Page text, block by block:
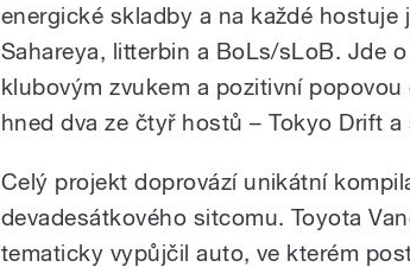
energické skladby a na každé hostuje
Sahareya, litterbin a BoLs/sLoB. Jde
klubovým zvukem a pozitivní
hned dva ze čtyř hostů –⁠ Tokyo Drift
Celý projekt doprovází unikátní
devadesátkového sitcomu. Toyota
tematicky vypůjčil auto, ve kterém